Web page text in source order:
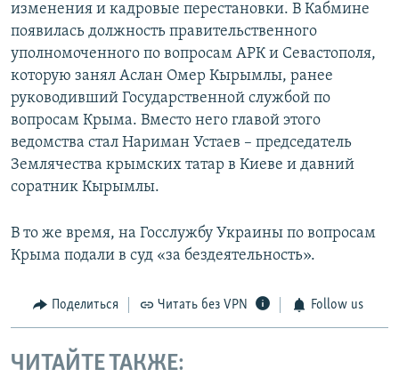
изменения и кадровые перестановки. В Кабмине
появилась должность правительственного
уполномоченного по вопросам АРК и Севастополя,
которую занял Аслан Омер Кырымлы, ранее
руководивший Государственной службой по
вопросам Крыма. Вместо него главой этого
ведомства стал Нариман Устаев – председатель
Землячества крымских татар в Киеве и давний
соратник Кырымлы.
В то же время, на Госслужбу Украины по вопросам
Крыма подали в суд «за бездеятельность».
Поделиться Читать без VPN Follow us
ЧИТАЙТЕ ТАКЖЕ: